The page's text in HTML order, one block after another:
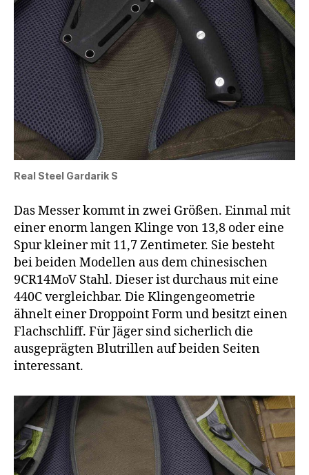
Real Steel Gardarik S
Das Messer kommt in zwei Größen. Einmal mit
einer enorm langen Klinge von 13,8 oder eine
Spur kleiner mit 11,7 Zentimeter. Sie besteht
bei beiden Modellen aus dem chinesischen
9CR14MoV Stahl. Dieser ist durchaus mit eine
440C vergleichbar. Die Klingengeometrie
ähnelt einer Droppoint Form und besitzt einen
Flachschliff. Für Jäger sind sicherlich die
ausgeprägten Blutrillen auf beiden Seiten
interessant.